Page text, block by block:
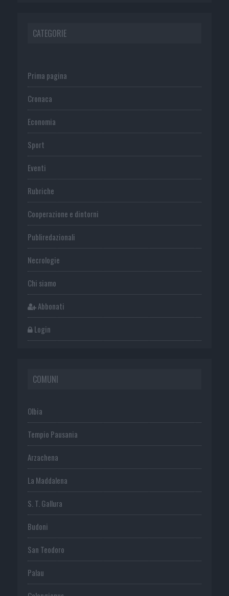
CATEGORIE
Prima pagina
Cronaca
Economia
Sport
Eventi
Rubriche
Cooperazione e dintorni
Publiredazionali
Necrologie
Chi siamo
Abbonati
Login
COMUNI
Olbia
Tempio Pausania
Arzachena
La Maddalena
S. T. Gallura
Budoni
San Teodoro
Palau